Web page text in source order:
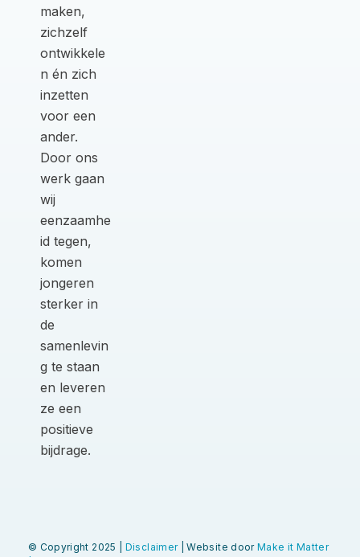
maken,
zichzelf
ontwikkele
n én zich
inzetten
voor een
ander.
Door ons
werk gaan
wij
eenzaamhe
id tegen,
komen
jongeren
sterker in
de
samenlevin
g te staan
en leveren
ze een
positieve
bijdrage.
© Copyright 2025 | Disclaimer| Website doorMake it Matter